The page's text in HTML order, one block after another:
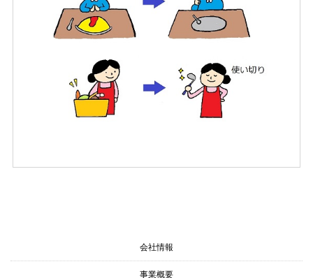
会社情報
事業概要